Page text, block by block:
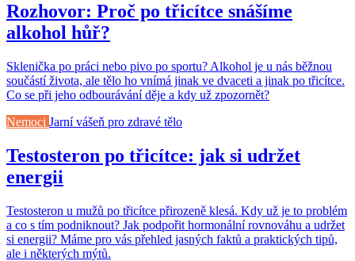
Rozhovor: Proč po třicítce snášíme
alkohol hůř?
Sklenička po práci nebo pivo po sportu? Alkohol je u nás běžnou
součástí života, ale tělo ho vnímá jinak ve dvaceti a jinak po třicítce.
Co se při jeho odbourávání děje a kdy už zpozornět?
Nemoci Jarní vášeň pro zdravé tělo
Testosteron po třicítce: jak si udržet
energii
Testosteron u mužů po třicítce přirozeně klesá. Kdy už je to problém
a co s tím podniknout? Jak podpořit hormonální rovnováhu a udržet
si energii? Máme pro vás přehled jasných faktů a praktických tipů,
ale i některých mýtů.